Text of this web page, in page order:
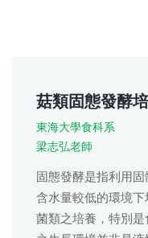
菇類固態發酵
東海大學食科系
梁志弘老師
固態發酵是指利用
含水量較低的環境
菌類之培養，特別